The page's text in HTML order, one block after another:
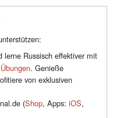
lerne Russisch effektiver mit
Übungen. Genieße
von exklusiven
(Shop, Apps: iOS,